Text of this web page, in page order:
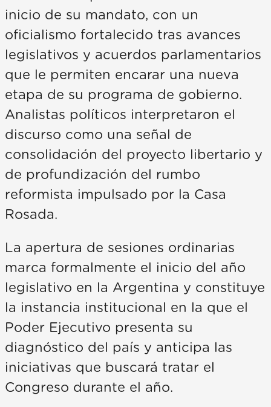
inicio de su mandato, con un
oficialismo fortalecido tras avances
legislativos y acuerdos parlamentarios
que le permiten encarar una nueva
etapa de su programa de gobierno.
Analistas políticos interpretaron el
discurso como una señal de
consolidación del proyecto libertario y
de profundización del rumbo
reformista impulsado por la Casa
Rosada.
La apertura de sesiones ordinarias
marca formalmente el inicio del año
legislativo en la Argentina y constituye
la instancia institucional en la que el
Poder Ejecutivo presenta su
diagnóstico del país y anticipa las
iniciativas que buscará tratar el
Congreso durante el año.